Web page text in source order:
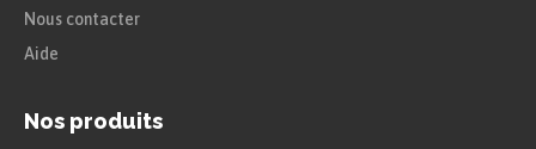
18 janvier 1871 : Guillaume 1
Nous contacter
Aide
Nos produits